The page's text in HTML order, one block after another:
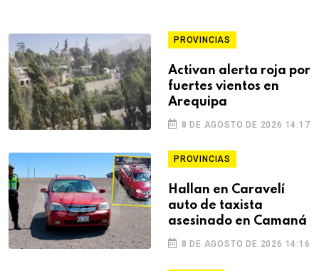
PROVINCIAS
Activan alerta roja por
fuertes vientos en
Arequipa
8 DE AGOSTO DE 2026 14:17
PROVINCIAS
Hallan en Caravelí
auto de taxista
asesinado en Camaná
8 DE AGOSTO DE 2026 14:16